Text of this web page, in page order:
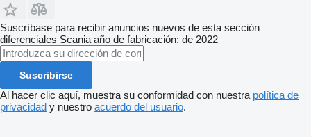
Suscríbase para recibir anuncios nuevos de esta sección
diferenciales Scania año de fabricación: de 2022
Suscribirse
Al hacer clic aquí, muestra su conformidad con nuestra política de
privacidad y nuestro acuerdo del usuario.